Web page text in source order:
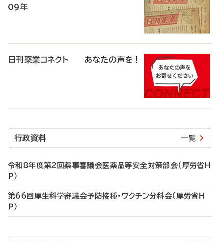
09年
日刊薬業コネクト あなたの声を！
行政資料 一覧
令和8年度第2回薬事審議会医薬品等安全対策部会（厚労省H
P）
第66回厚生科学審議会予防接種・ワクチン分科会（厚労省H
P）